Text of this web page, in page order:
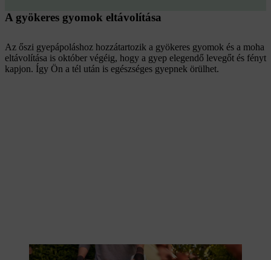
A gyökeres gyomok eltávolítása
Az őszi gyepápoláshoz hozzátartozik a gyökeres gyomok és a moha
eltávolítása is október végéig, hogy a gyep elegendő levegőt és fényt
kapjon. Így Ön a tél után is egészséges gyepnek örülhet.
A lombeltávolítás az őszi gyepápolás szerves részét képezi.